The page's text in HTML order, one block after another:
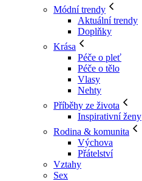
Módní trendy
Aktuální trendy
Doplňky
Krása
Péče o pleť
Péče o tělo
Vlasy
Nehty
Příběhy ze života
Inspirativní ženy
Rodina & komunita
Výchova
Přátelství
Vztahy
Sex